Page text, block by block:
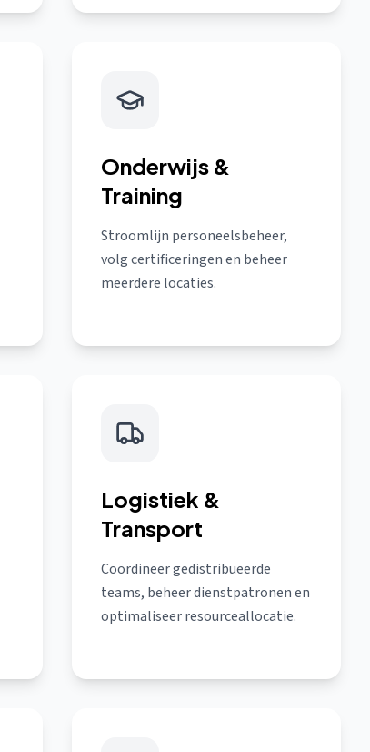
Onderwijs &
Training
Stroomlijn personeelsbeheer,
volg certificeringen en beheer
meerdere locaties.
Logistiek &
Transport
Coördineer gedistribueerde
teams, beheer dienstpatronen en
optimaliseer resourceallocatie.